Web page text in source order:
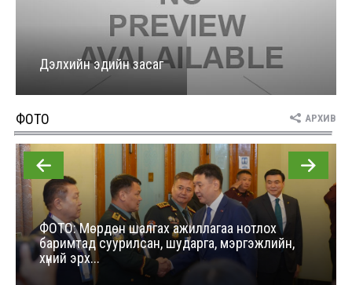
2026 оны 8 сарын 06
Д.Амарбаясгалан: Шатахууны хомдсол бол
өөрөө төрийн бодлогын хомсдол
АИ-92 авто бензиний үнэ 2840 төгрөг болж, өмнөх
оны мөн үеэс 9.7 хувиар, өмнөх са...
2026 оны 8 сарын 06
ШУУРХАЙ: Туул голд 13 настай хүүхэд живж, эрэн
хайх ажиллагаа үргэлжилж байна
Дэлхийн эдийн засаг
ФОТО АРХИВ
ФОТО: Мөрдөн шалгах ажиллагаа нотлох
баримтад суурилсан, шударга, мэргэжлийн,
хүний эрх...